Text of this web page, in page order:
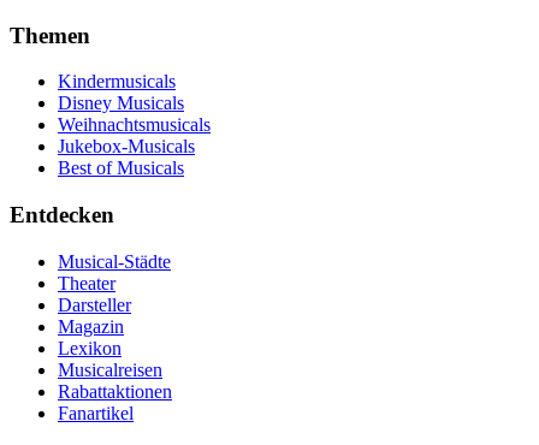
Themen
Kindermusicals
Disney Musicals
Weihnachtsmusicals
Jukebox-Musicals
Best of Musicals
Entdecken
Musical-Städte
Theater
Darsteller
Magazin
Lexikon
Musicalreisen
Rabattaktionen
Fanartikel